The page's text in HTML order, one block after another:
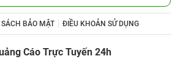
BẢO MẬT ĐIỀU KHOẢN SỬ DỤNG
Cáo Trực Tuyến 24h